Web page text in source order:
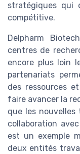
stratégiques qui
compétitive.
Delpharm
centres de
encore plus loin
partenariats
des ressources
faire avancer la
que les nouvelles
collaboration
est un exemple
deux entités